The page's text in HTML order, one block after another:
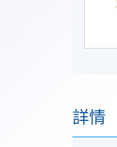
詳情